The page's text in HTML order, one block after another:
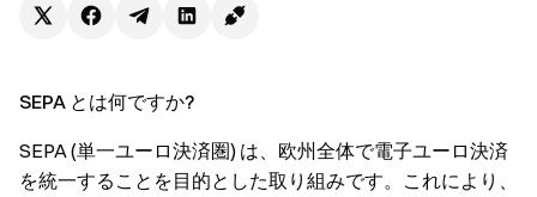
SEPA とは何ですか?
SEPA (単一ユーロ決済圏) は、欧州全体で電子ユーロ決済
を統一することを目的とした取り組みです。これにより、